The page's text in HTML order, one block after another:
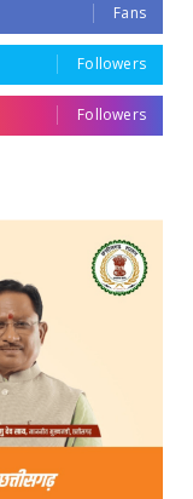
Fans
Followers
Followers